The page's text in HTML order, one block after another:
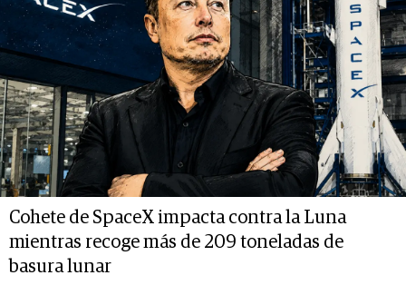
Cohete de SpaceX impacta contra la Luna
mientras recoge más de 209 toneladas de
basura lunar